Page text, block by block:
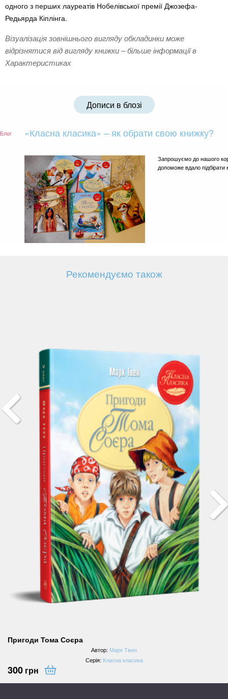
одного з перших лауреатів Нобелівської премії Джозефа-
Редьярда Кіплінга.
Візуалізація зовнішнього вигляду обкладинки може
відрізнятися від вигляду книжки – більше інформації в
Характеристиках
Дописи в блозі
Блог «Класна класика» – як обрати свою книжку?
Запрошуємо до нашого
допоможе вдало
Рекомендуємо також
Пригоди Тома Соєра
Автор: Марк Твен
Серія: Класна класика
300 грн